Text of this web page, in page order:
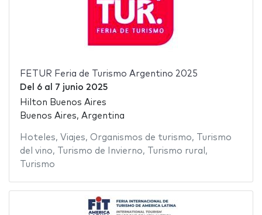
FETUR Feria de Turismo Argentino 2025
Del 6al 7 junio 2025
Hilton Buenos Aires
Buenos Aires, Argentina
Hoteles, Viajes, Organismos de turismo,
Turismo
del vino, Turismo de Invierno, Turismo rural ,
Turismo